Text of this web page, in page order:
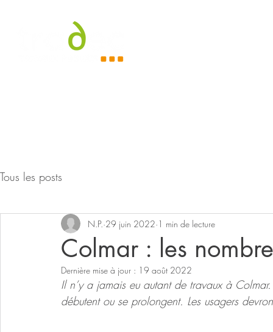
Tous les posts
Colmar : les
N.P. 29 juin 2022 1 min de lecture
Dernière mise à jour : 19 août 2022
Il n’y a jamais eu autant de travaux à
débutent ou se prolongent. Les usagers